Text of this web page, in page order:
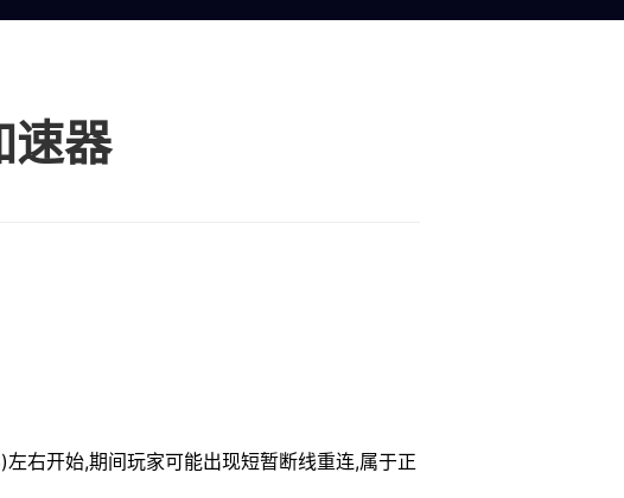
速器
右开始,期间玩家可能出现短暂断线重连,属于正